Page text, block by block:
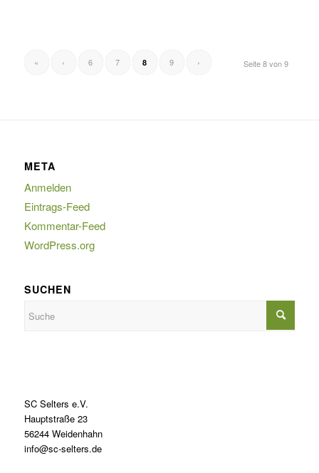
Seite 8 von 9
« ‹ 6 7 8 9 ›
META
Anmelden
Eintrags-Feed
Kommentar-Feed
WordPress.org
SUCHEN
SC Selters e.V.
Hauptstraße 23
56244 Weidenhahn
info@sc-selters.de